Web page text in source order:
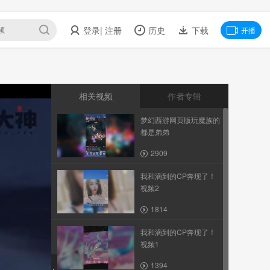
登录| 注册 历史 下载 开播
相关视频 作者专辑
梦幻西游网页版玩魔族的
都是弟弟
2909
我和滴到的CP奔现了！
视频2
1814
我和滴到的CP奔现了！
视频1
1394